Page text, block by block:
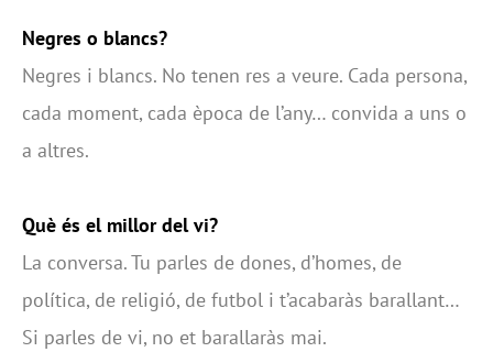
Negres o blancs?
Negres i blancs. No tenen res a veure. Cada persona,
cada moment, cada època de l’any… convida a uns o
a altres.
Què és el millor del vi?
La conversa. Tu parles de dones, d’homes, de
política, de religió, de futbol i t’acabaràs barallant…
Si parles de vi, no et barallaràs mai.